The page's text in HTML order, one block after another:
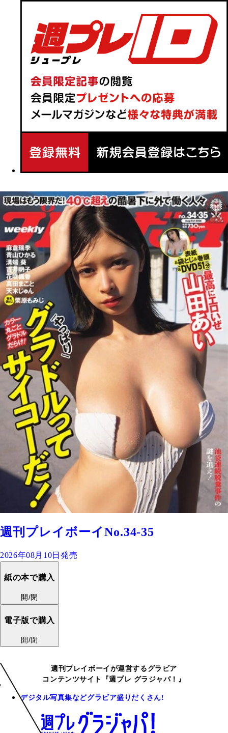
週刊プレイボーイNo.34-35
2026年08月10日発売
紙の本で購入
開/閉
電子版で購入
開/閉
週刊プレイボーイが運営するグラビア
コンテンツサイト『週プレ グラジャパ！』
デジタル写真集などグラビア盛りだくさん!